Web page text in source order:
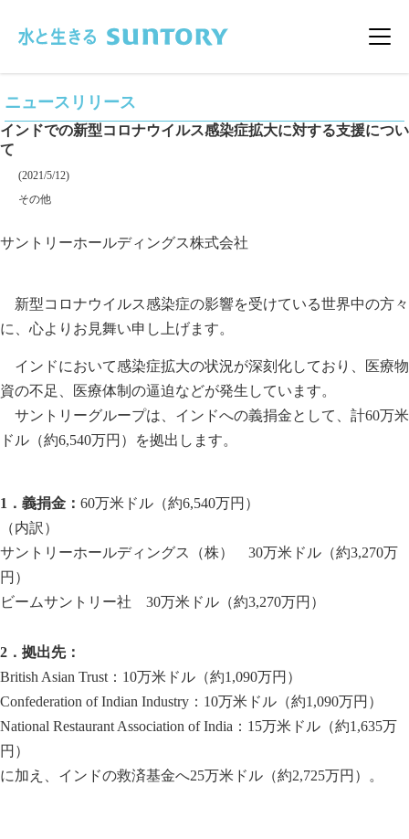
メ
ニュースリリース
インドでの新型コロナウイルス感染症拡大に対する支援につい
て
掲載日
(2021/5/12)
カテゴリー
その他
企業名
サントリーホールディングス株式会社
新型コロナウイルス感染症の影響を受けている世界中の方々
に、心よりお見舞い申し上げます。
インドにおいて感染症拡大の状況が深刻化しており、医療物
資の不足、医療体制の逼迫などが発生しています。
サントリーグループは、インドへの義捐金として、計60万米
ドル（約6,540万円）を拠出します。
1．義捐金： 60万米ドル（約6,540万円）
（内訳）
サントリーホールディングス（株） 30万米ドル（約3,270万
円）
ビームサントリー社 30万米ドル（約3,270万円）
2．拠出先：
British Asian Trust：10万米ドル（約1,090万円）
Confederation of Indian Industry：10万米ドル（約1,090万円）
National Restaurant Association of India：15万米ドル（約1,635万
円）
に加え、インドの救済基金へ25万米ドル（約2,725万円）。